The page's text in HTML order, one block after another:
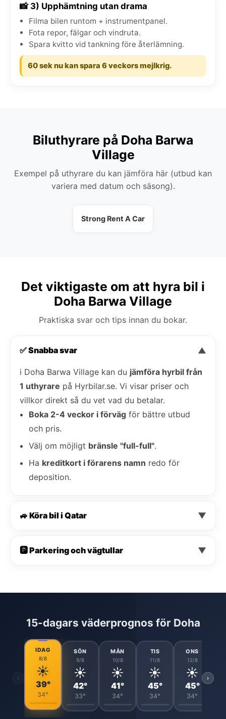
📸 3) Upphämtning utan drama
Filma bilen runtom + instrumentpanel.
Fota repor, fälgar och vindruta.
Spara kvitto vid tankning före återlämning.
60 sek nu kan spara 6 veckors mejlkrig.
Biluthyrare på Doha Barwa
Village
Exempel på uthyrare du kan jämföra här (utbud kan
variera med datum och säsong).
Strong Rent A Car
Det viktigaste om att hyra bil i
Doha Barwa Village
Praktiska svar och tips innan du bokar.
✅ Snabba svar ▼
i Doha Barwa Village kan du jämföra hyrbil från
1 uthyrare på Hyrbilar.se. Vi visar priser och
villkor direkt så du vet vad du betalar.
Boka 2-4 veckor i förväg för bättre utbud
och pris.
Välj om möjligt bränsle "full-full".
Ha kreditkort i förarens namn redo för
deposition.
🚙 Köra bil i Qatar ▼
🅿️ Parkering och vägtullar ▼
15-dagars väderprognos för Doha
‹
IDAG
8/8
☀️
39°
34°
SÖN
9/8
☀️
42°
33°
MÅN
10/8
☀️
41°
34°
TIS
11/8
☀️
45°
34°
ONS
12/8
☀️
45°
34°
›